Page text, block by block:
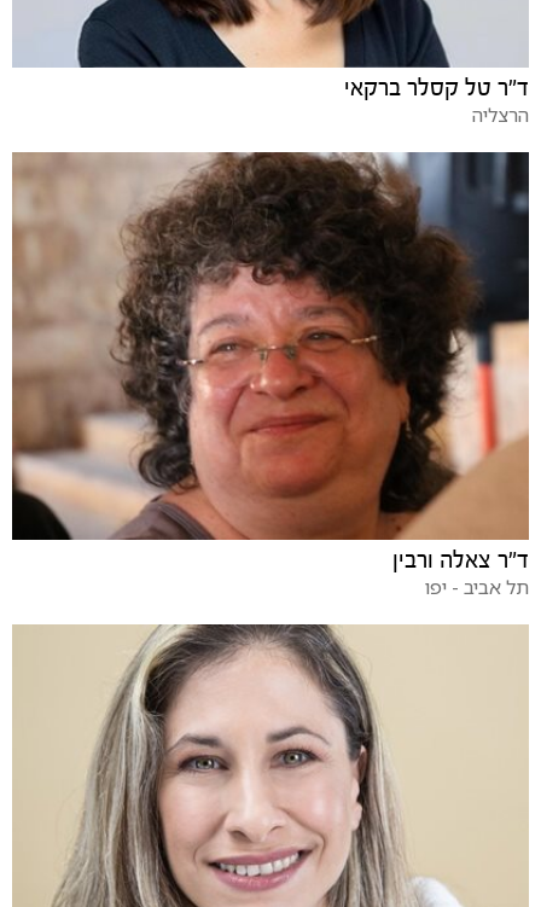
ד"ר טל קסלר ברקאי
הרצליה
ד"ר צאלה ורבין
תל אביב - יפו